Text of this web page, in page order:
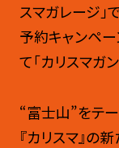
スマガレージ」
予約キャンペ
て「カリスマガ
“富士山”をテ
『カリスマ』の